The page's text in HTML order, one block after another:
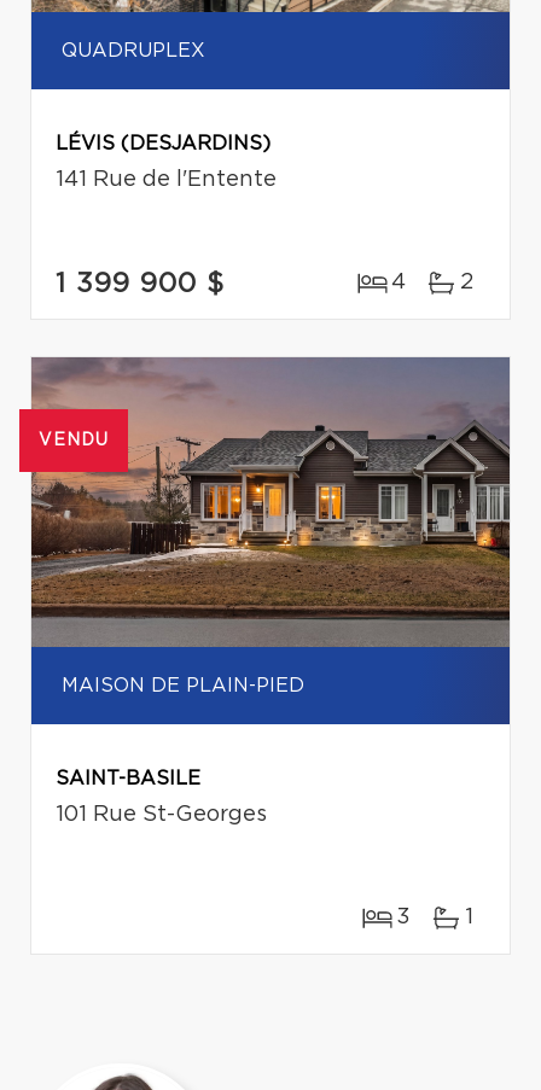
QUADRUPLEX
LÉVIS (DESJARDINS)
141 Rue de l'Entente
1 399 900 $ 4 2
VENDU
MAISON DE PLAIN-PIED
SAINT-BASILE
101 Rue St-Georges
3 1